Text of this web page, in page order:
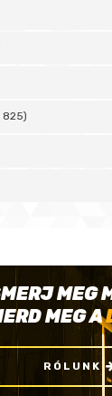
825)
MEG
MEG A
RÓLUNK